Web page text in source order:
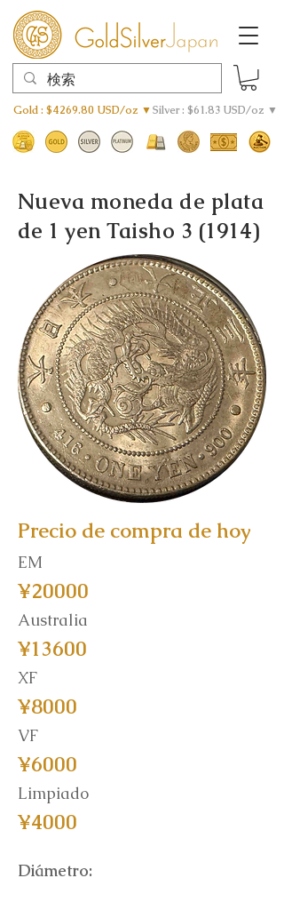
Gold : $4269.80 USD/oz ▼Silver : $61.83 USD/oz ▼
Nueva moneda de plata
de 1 yen Taisho 3 (1914)
Precio de compra de hoy
EM
¥20000
Australia
¥13600
XF
¥8000
VF
¥6000
Limpiado
¥4000
Diámetro: